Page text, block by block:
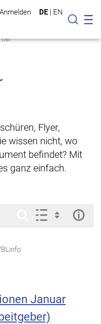
Anmelden DE | EN
Suche
Flyer,
wissen nicht, wo
befindet? Mit
ganz einfach.
Januar